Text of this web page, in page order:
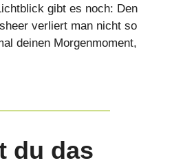
gibt es noch: Den
verliert man nicht so
deinen Morgenmoment,
du das